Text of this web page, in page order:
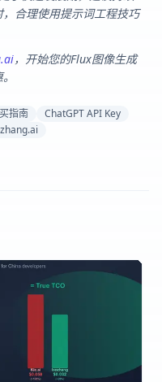
合理使用提示词工程技巧
，开始您的Flux图像生成
指南
ChatGPT API Key